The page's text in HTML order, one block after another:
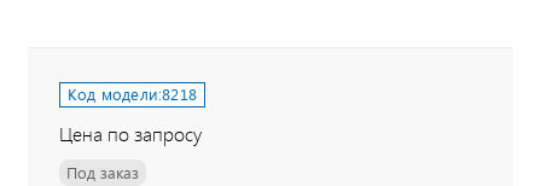
Код модели:8218
Цена по запросу
Под заказ